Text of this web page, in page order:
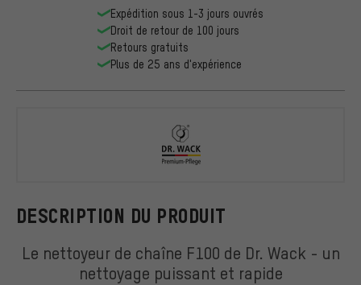
DESCRIPTION DU PRODUIT
Le nettoyeur de chaîne F100 de Dr. Wack - un
nettoyage puissant et rapide
Expédition sous 1-3 jours ouvrés
Droit de retour de 100 jours
Retours gratuits
Plus de 25 ans d'expérience